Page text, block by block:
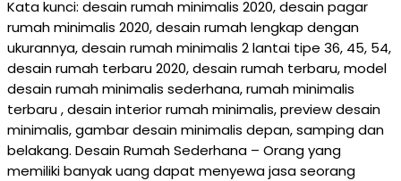
Kata kunci: desain rumah minimalis 2020, desain pagar
rumah minimalis 2020, desain rumah lengkap dengan
ukurannya, desain rumah minimalis 2 lantai tipe 36, 45, 54,
desain rumah terbaru 2020, desain rumah terbaru, model
desain rumah minimalis sederhana, rumah minimalis
terbaru , desain interior rumah minimalis, preview desain
minimalis, gambar desain minimalis depan, samping dan
belakang. Desain Rumah Sederhana – Orang yang
memiliki banyak uang dapat menyewa jasa seorang